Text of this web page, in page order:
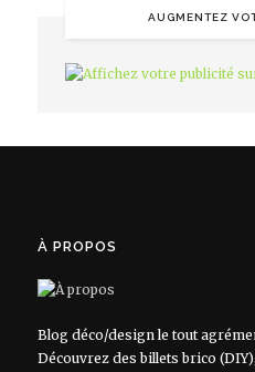
AUGMENTEZ
À PROPOS
Blog déco/design le tout
Découvrez des billets brico